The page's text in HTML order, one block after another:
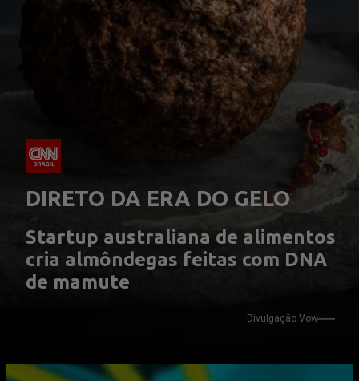
DIRETO DA ERA DO GELO
Divulgação Vow
Startup australiana de alimentos
cria almôndegas feitas com DNA
de mamute